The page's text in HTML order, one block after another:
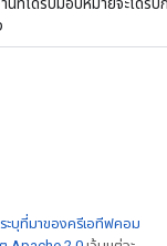
บุที่มาของครีเอทีฟคอม